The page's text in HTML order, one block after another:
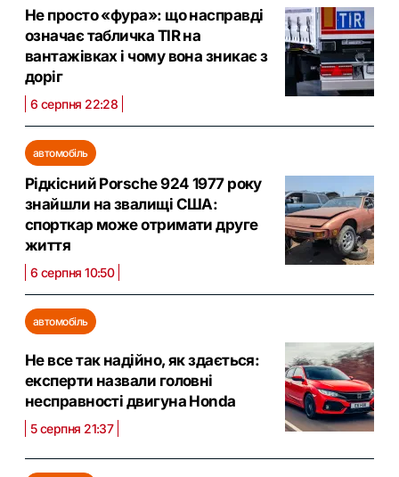
Не просто «фура»: що насправді
означає табличка TIR на
вантажівках і чому вона зникає з
доріг
6 серпня 22:28
автомобіль
Рідкісний Porsche 924 1977 року
знайшли на звалищі США:
спорткар може отримати друге
життя
6 серпня 10:50
автомобіль
Не все так надійно, як здається:
експерти назвали головні
несправності двигуна Honda
5 серпня 21:37